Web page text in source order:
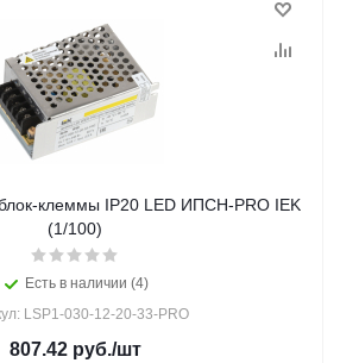
клеммы IP20 LED ИПСН-PRO IEK
(1/100)
Есть в наличии (4)
LSP1-030-12-20-33-PRO
807.42руб./шт